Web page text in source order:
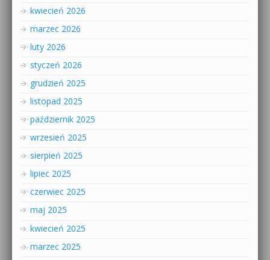
kwiecień 2026
marzec 2026
luty 2026
styczeń 2026
grudzień 2025
listopad 2025
październik 2025
wrzesień 2025
sierpień 2025
lipiec 2025
czerwiec 2025
maj 2025
kwiecień 2025
marzec 2025